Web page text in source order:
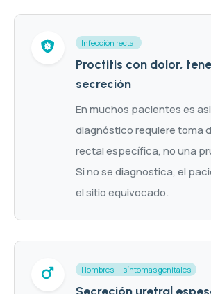
Infección rectal
Proctitis con dolor,
secreción
En muchos pacientes es
diagnóstico requiere toma
rectal específica, no una
Si no se diagnostica, el
el sitio equivocado.
Hombres — síntomas genitales